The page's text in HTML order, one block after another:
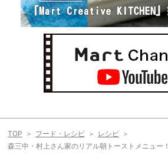
TOP フード・レシピ
レシピ
森三中・村上さん家のリアル朝トーストメニュー！